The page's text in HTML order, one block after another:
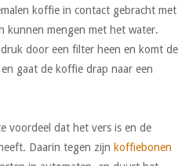
koffie in contact gebracht met
kunnen mengen met het water.
door een filter heen en komt de
gaat de koffie drap naar een
voordeel dat het vers is en de
Daarin tegen zijn koffiebonen